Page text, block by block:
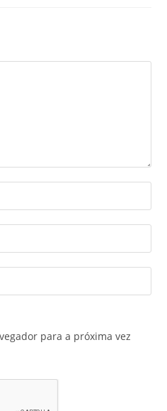
para a próxima vez